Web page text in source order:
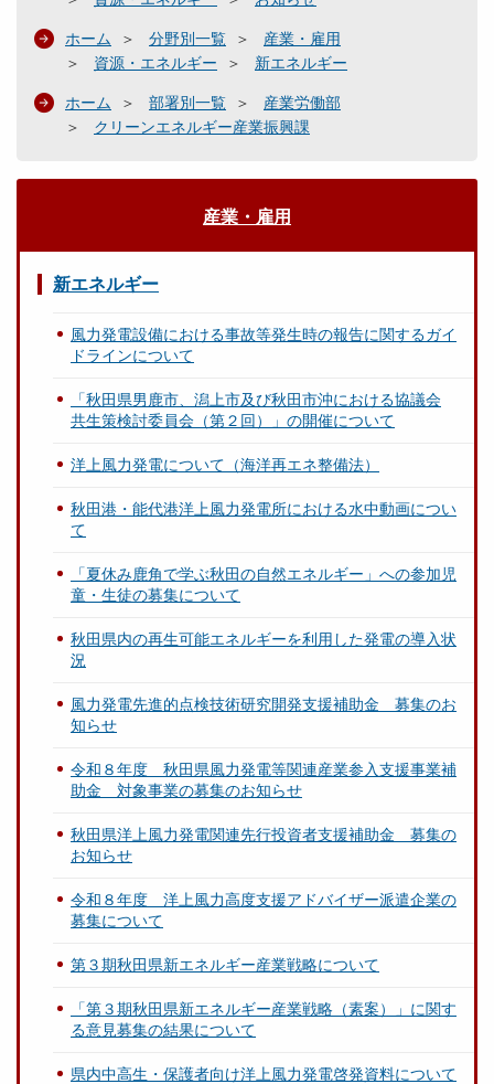
ホーム 分野別一覧
産業・雇用
資源・エネルギー
新エネルギー
ホーム 部署別一覧
産業労働部
クリーンエネルギー産業振興課
産業・雇用
新エネルギー
風力発電設備における事故等発生時の報告に関するガイ
ドラインについて
「秋田県男鹿市、潟上市及び秋田市沖における協議会
共生策検討委員会（第２回）」の開催について
洋上風力発電について（海洋再エネ整備法）
秋田港・能代港洋上風力発電所における水中動画につい
て
「夏休み鹿角で学ぶ秋田の自然エネルギー」への参加児
童・生徒の募集について
秋田県内の再生可能エネルギーを利用した発電の導入状
況
風力発電先進的点検技術研究開発支援補助金 募集のお
知らせ
令和８年度 秋田県風力発電等関連産業参入支援事業補
助金 対象事業の募集のお知らせ
秋田県洋上風力発電関連先行投資者支援補助金 募集の
お知らせ
令和８年度 洋上風力高度支援アドバイザー派遣企業の
募集について
第３期秋田県新エネルギー産業戦略について
「第３期秋田県新エネルギー産業戦略（素案）」に関す
る意見募集の結果について
県内中高生・保護者向け洋上風力発電啓発資料について